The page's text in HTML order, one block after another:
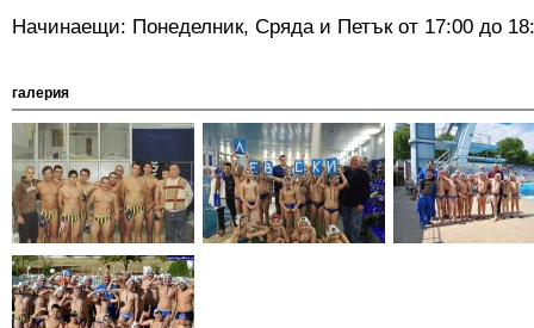
Начинаещи: Понеделник, Сряда и Петък от 17:00 до
галерия